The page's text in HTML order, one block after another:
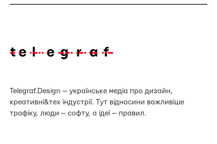
Telegraf.Design — українське медіа про дизайн,
креативні&тех індустрії. Тут відносини важливіше
трафіку, люди — софту, а ідеї — правил.